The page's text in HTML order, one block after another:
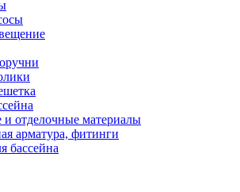
и отделочные материалы
арматура, фитинги
бассейна